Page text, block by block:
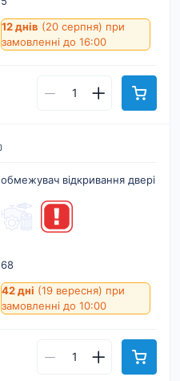
12 днів (20 серпня) при
замовленні до 16:00
обмежувач відкривання двері
68
42 дні (19 вересня) при
замовленні до 10:00